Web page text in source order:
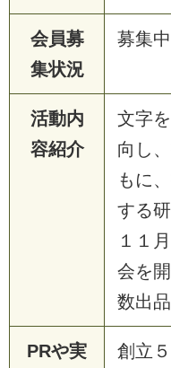
会員募
集状況
募集中
活動内
容紹介
文字
向し
もに
する
１１
会を
数出品
PRや実
創立